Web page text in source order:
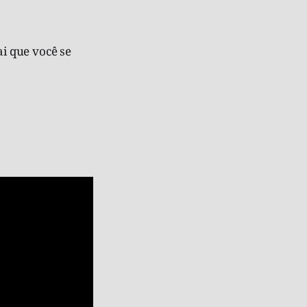
que você se